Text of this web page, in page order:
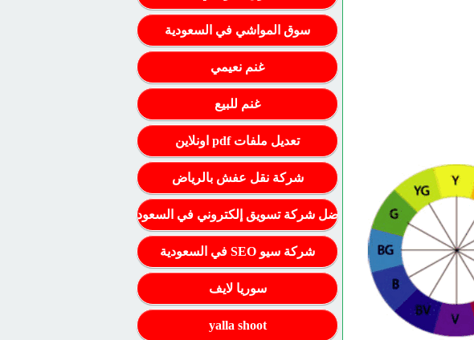
سوق المواشي في السعودية
غنم نعيمي
غنم للبيع
تعديل ملفات pdf اونلاين
شركة نقل عفش بالرياض
أفضل شركة تسويق إلكتروني في السعودية
شركة سيو SEO في السعودية
سوريا لايف
yalla shoot